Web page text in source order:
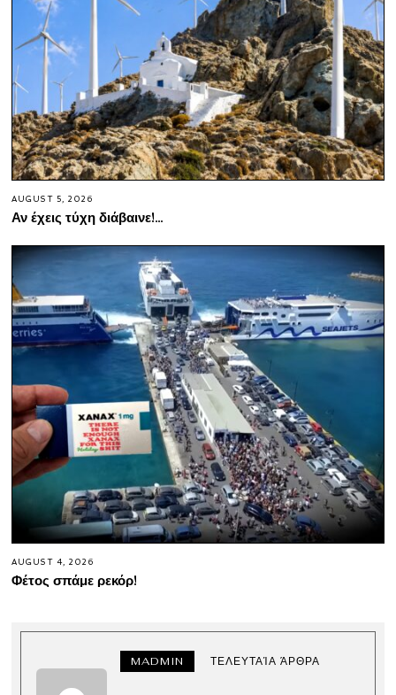
AUGUST 5, 2026
Αν έχεις τύχη διάβαινε!…
AUGUST 4, 2026
Φέτος σπάμε ρεκόρ!
MADMIN ΤΕΛΕΥΤΑΊΑ ΆΡΘΡΑ